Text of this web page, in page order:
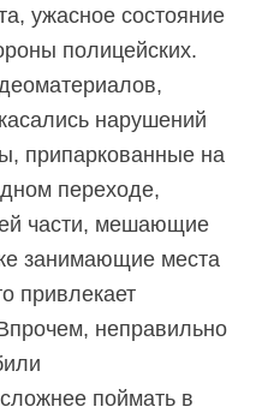
ужасное состояние
полицейских.
нарушений
припаркованные на
переходе,
части, мешающие
занимающие места
привлекает
неправильно
поймать в